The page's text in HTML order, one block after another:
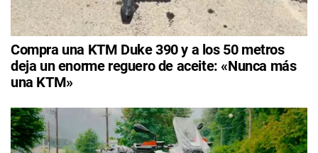
Compra una KTM Duke 390 y a los 50 metros
deja un enorme reguero de aceite: «Nunca más
una KTM»